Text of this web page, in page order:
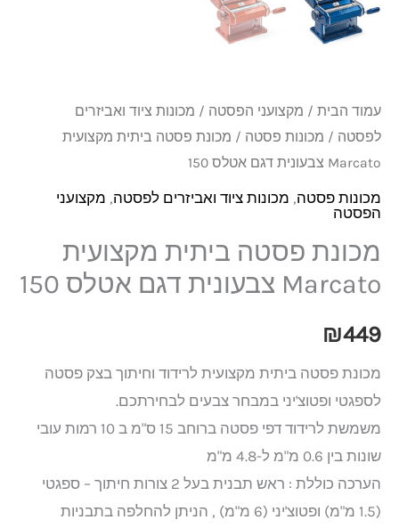
עמוד הבית / מקצועני הפסטה / מכונות ציוד ואביזרים
לפסטה / מכונות פסטה / מכונת פסטה ביתית מקצועית
Marcato צבעונית דגם אטלס 150
מכונות פסטה, מכונות ציוד ואביזרים לפסטה, מקצועני
הפסטה
מכונת פסטה ביתית מקצועית
Marcato צבעונית דגם אטלס 150
₪449
מכונת פסטה ביתית מקצועית לרידוד וחיתוך בצק פסטה
לספגטי ופטוצ'יני במבחר צבעים לבחירתכם.
משמשת לרידוד דפי פסטה ברוחב 15 ס"מ ב 10 רמות עובי
שונות בין 0.6 מ"מ ל-4.8 מ"מ
הערכה כוללת : ראש תבנית בעל 2 צורות חיתוך – ספגטי
(1.5 מ"מ) ופטוצ'יני (6 מ"מ) , הניתן להחלפה בתבניות